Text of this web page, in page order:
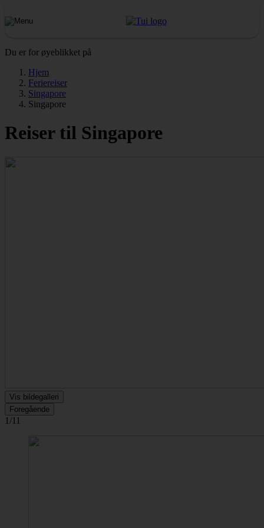
Du er for øyeblikket på
Hjem
Feriereiser
Singapore
Singapore
Reiser til Singapore
Vis bildegalleri
Foregående
1/11